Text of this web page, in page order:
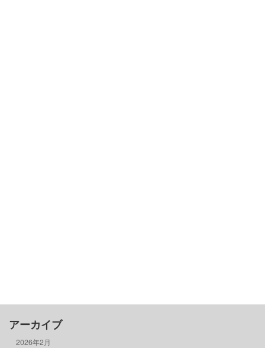
アーカイブ
2026年2月